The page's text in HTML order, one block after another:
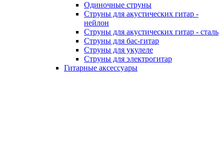
Одиночные струны
Струны для акустических гитар -
нейлон
Струны для акустических гитар - сталь
Струны для бас-гитар
Струны для укулеле
Струны для электрогитар
Гитарные аксессуары